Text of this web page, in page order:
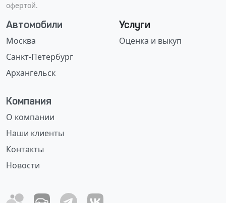
офертой.
Автомобили
Москва
Санкт-Петербург
Архангельск
Услуги
Оценка и выкуп
Компания
О компании
Наши клиенты
Контакты
Новости